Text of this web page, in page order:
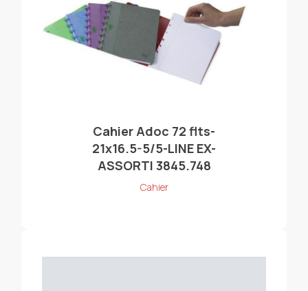
Cahier Adoc 72 flts-
21x16.5-5/5-LINE EX-
ASSORTI 3845.748
Cahier